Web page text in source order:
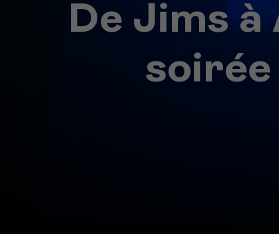
De Jims
soirée